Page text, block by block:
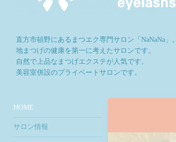
直方市頓野にあるまつエク専門サロン「NaNaNa」。
地まつげの健康を第一に考えたサロンです。
自然で上品なまつげエクステが人気です。
美容室併設のプライベートサロンです。
HOME
サロン情報